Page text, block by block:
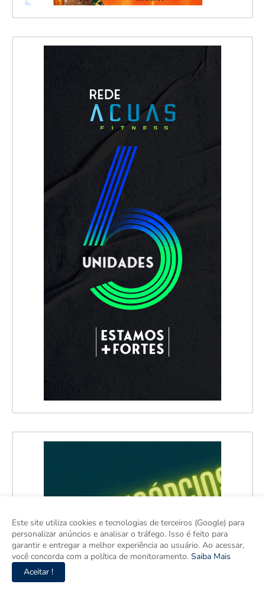
Este site utiliza cookies e tecnologias de terceiros (Google) para
personalizar anúncios e analisar o tráfego. Isso é feito para
garantir e entregar a melhor experiência ao usuário. Ao acessar,
você concorda com a política de monitoramento. Saiba Mais
Aceitar !